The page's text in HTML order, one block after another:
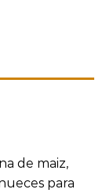
de maiz,
para